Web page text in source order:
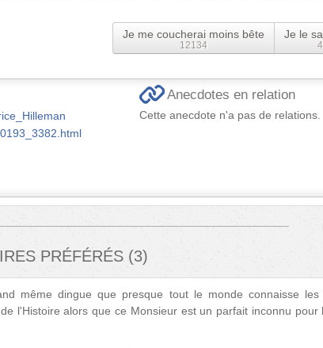
Je me coucherai moins bête
12134
Je le
Anecdotes en relation
Cette anecdote n'a pas de relations.
PRÉFÉRÉS (3)
même dingue que presque tout le monde connaisse les
l'Histoire alors que ce Monsieur est un parfait inconnu pour